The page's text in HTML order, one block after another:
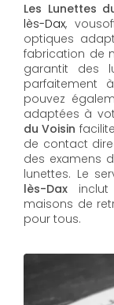
Les Lunettes
lès-Dax,
optiques
fabrication de
garantit des
parfaitement
pouvez
adaptées à
du Voisin
de contact
des examens
lunettes. Le
lès-Dax
maisons de
pour tous.